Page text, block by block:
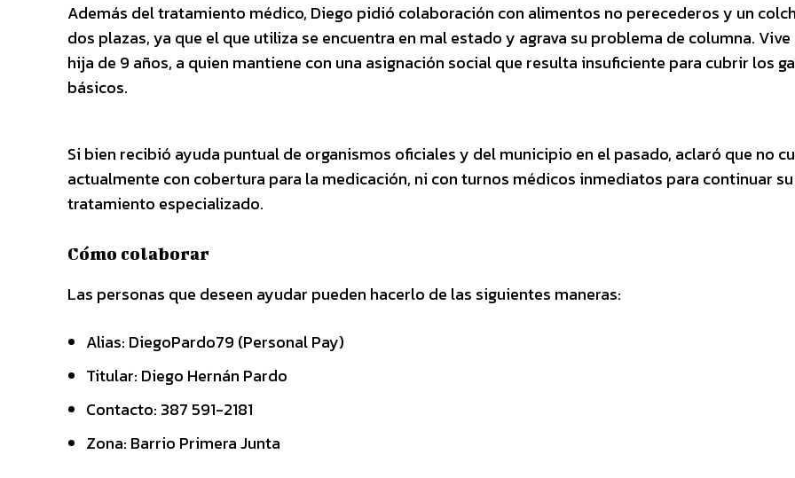
Además del tratamiento médico, Diego pidió colaboración con alimentos no perecederos y un
dos plazas, ya que el que utiliza se encuentra en mal estado y agrava su problema de columna. Vive
hija de 9 años, a quien mantiene con una asignación social que resulta insuficiente para cubrir los
básicos.
Si bien recibió ayuda puntual de organismos oficiales y del municipio en el pasado, aclaró que no
actualmente con cobertura para la medicación, ni con turnos médicos inmediatos para continuar su
tratamiento especializado.
Cómo colaborar
Las personas que deseen ayudar pueden hacerlo de las siguientes maneras:
Alias: DiegoPardo79 (Personal Pay)
Titular: Diego Hernán Pardo
Contacto: 387 591-2181
Zona: Barrio Primera Junta